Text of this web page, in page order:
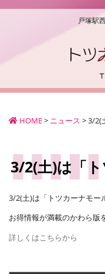
戸塚駅
HOME> ニュース >3/2(
3/2(土)は「ト
3/2(土)は「トツカーナモー
お得情報が満載のかわら版
詳しくはこちらから